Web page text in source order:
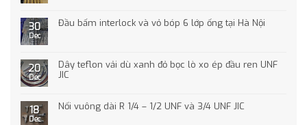
30
Dec
Đầu bấm interlock và vỏ bóp 6 lớp ống tại Hà Nội
20
Dec
Dây teflon vải dù xanh đỏ bọc lò xo ép đầu ren UNF
JIC
18
Dec
Nối vuông dài R 1/4 – 1/2 UNF và 3/4 UNF JIC